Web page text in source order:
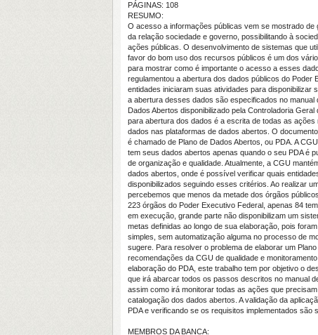
PÁGINAS: 108
RESUMO:
O acesso a informações públicas vem se mostrado de
da relação sociedade e governo, possibilitando à
ações públicas. O desenvolvimento de sistemas que
favor do bom uso dos recursos públicos é um dos
para mostrar como é importante o acesso a esses
regulamentou a abertura dos dados públicos do Poder
entidades iniciaram suas atividades para disponibilizar
a abertura desses dados são especificados no manual
Dados Abertos disponibilizado pela Controladoria
para abertura dos dados é a escrita de todas as ações
dados nas plataformas de dados abertos. O
é chamado de Plano de Dados Abertos, ou PDA. A
tem seus dados abertos apenas quando o seu PDA é
de organização e qualidade. Atualmente, a CGU
dados abertos, onde é possível verificar quais
disponibilizados seguindo esses critérios. Ao realizar
percebemos que menos da metade dos órgãos
223 órgãos do Poder Executivo Federal, apenas 84
em execução, grande parte não disponibilizam um
metas definidas ao longo de sua elaboração, pois
simples, sem automatização alguma no processo de
sugere. Para resolver o problema de elaborar um
recomendações da CGU de qualidade e
elaboração do PDA, este trabalho tem por objetivo o
que irá abarcar todos os passos descritos no manual
assim como irá monitorar todas as ações que
catalogação dos dados abertos. A validação da
PDA e verificando se os requisitos implementados são
MEMBROS DA BANCA: